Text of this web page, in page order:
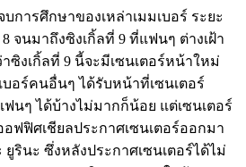
การศึกษาของเหล่าเมมเบอร์ ระยะ
จนมาถึงซิงเกิ้ลที่ 9 ที่แฟนๆ ต่างเฝ้า
ซิงเกิ้ลที่ 9 นี้จะมีเซนเตอร์หน้าใหม่
บอร์คนอื่นๆ ได้รับหน้าที่เซนเตอร์
นๆ ได้บ้างไม่มากก็น้อย แต่เซนเตอร์
ฟฟิศเชียลประกาศเซนเตอร์ออกมา
ยูรินะ ซึ่งหลังประกาศเซนเตอร์ได้ไม่